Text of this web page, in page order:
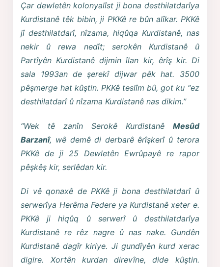
Çar dewletên kolonyalîst ji bona desthilatdarîya
Kurdistanê têk bibin, ji PKKê re bûn alîkar. PKKê
jî desthilatdarî, nîzama, hiqûqa Kurdistanê, nas
nekir û rewa nedît; serokên Kurdistanê û
Partîyên Kurdistanê dijmin îlan kir, êrîş kir. Di
sala 1993an de şerekî dijwar pêk hat. 3500
pêşmerge hat kûştin. PKKê teslîm bû, got ku “ez
desthilatdarî û nîzama Kurdistanê nas dikim.”
“Wek tê zanîn Serokê Kurdistanê Mesûd
Barzanî, wê demê di derbarê êrîşkerî û terora
PKKê de ji 25 Dewletên Ewrûpayê re rapor
pêşkêş kir, serlêdan kir.
Di vê qonaxê de PKKê ji bona desthilatdarî û
serwerîya Herêma Federe ya Kurdistanê xeter e.
PKKê ji hiqûq û serwerî û desthilatdarîya
Kurdistanê re rêz nagre û nas nake. Gundên
Kurdistanê dagîr kiriye. Ji gundîyên kurd xerac
digire. Xortên kurdan direvîne, dide kûştin.